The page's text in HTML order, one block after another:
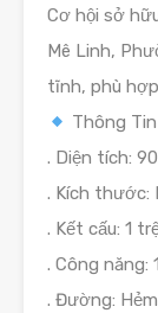
Cơ hội sở
Mê Linh,
tĩnh, phù
Thông
. Diện tích:
. Kích thước:
. Kết cấu: 1
. Công năng:
. Đường: